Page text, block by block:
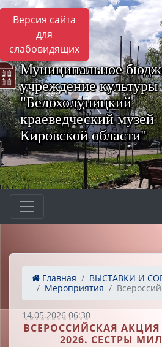
Версия сайта
для
слабовидящих
Муниципальное
учреждение культуры
"Белохолуницкий
краеведческий музей
Кировской области"
Главная
ВЫСТАВКИ И
Мероприятия
14.05.2026 06:30
ВСЕРОССИЙСКАЯ
2026. СЕСТРЫ